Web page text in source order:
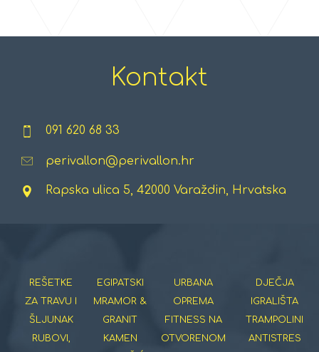
Kontakt
091 620 68 33
perivallon@perivallon.hr
Rapska ulica 5, 42000 Varaždin, Hrvatska
REŠETKE
ZA TRAVU I
ŠLJUNAK
RUBOVI,
EGIPATSKI
MRAMOR &
GRANIT
KAMEN
URBANA
OPREMA
FITNESS NA
OTVORENOM
DJEČJA
IGRALIŠTA
TRAMPOLINI
ANTISTRES